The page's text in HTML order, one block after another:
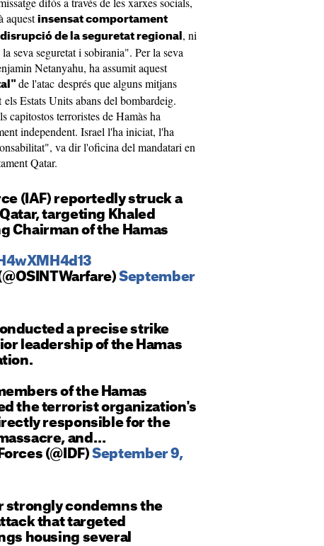
aquest insensat comportament
de la seguretat regional , ni
seva seguretat i sobirania". Per la seva
Netanyahu, ha assumit aquest
de l'atac després que alguns mitjans
Estats Units abans del bombardeig.
terroristes de Hamàs ha
independent. Israel l'ha iniciat, l'ha
va dir l'oficina del mandatari en
Qatar.
(IAF) reportedly struck a
targeting Khaled
Chairman of the Hamas
September
a precise strike
leadership of the Hamas
of the Hamas
the terrorist organization's
responsible for the
and…
(@IDF)September 9,
strongly condemns the
that targeted
housing several